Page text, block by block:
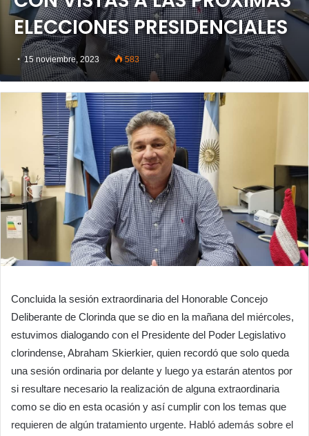
ELECCIONES PRESIDENCIALES
15 noviembre, 2023 583
Concluida la sesión extraordinaria del Honorable Concejo
Deliberante de Clorinda que se dio en la mañana del miércoles,
estuvimos dialogando con el Presidente del Poder Legislativo
clorindense, Abraham Skierkier, quien recordó que solo queda
una sesión ordinaria por delante y luego ya estarán atentos por
si resultare necesario la realización de alguna extraordinaria
como se dio en esta ocasión y así cumplir con los temas que
requieren de algún tratamiento urgente. Habló además sobre el